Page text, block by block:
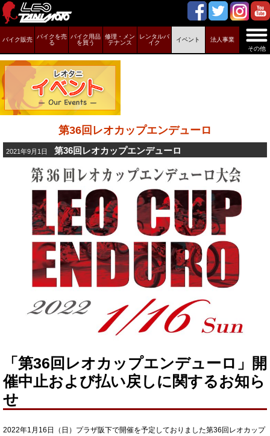
その他
バイク販売
バイクを売
る
バイク用品
を買う
修理・メン
テナンス
レンタルバ
イク
イベント 法人事業
第36回レオカップエンデューロ
2021年9月1日 第36回レオカップエンデューロ
「第36回レオカップエンデューロ」開
催中止および払い戻しに関するお知ら
せ
2022年1月16日（日）プラザ阪下で開催を予定しておりました第36回レオカップ